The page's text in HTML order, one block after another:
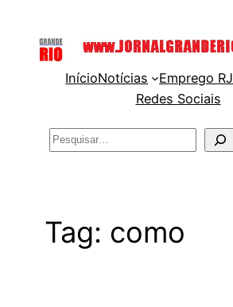
InícioNotícias Emprego RJ
Redes Sociais
Pesquisar
Tag: como